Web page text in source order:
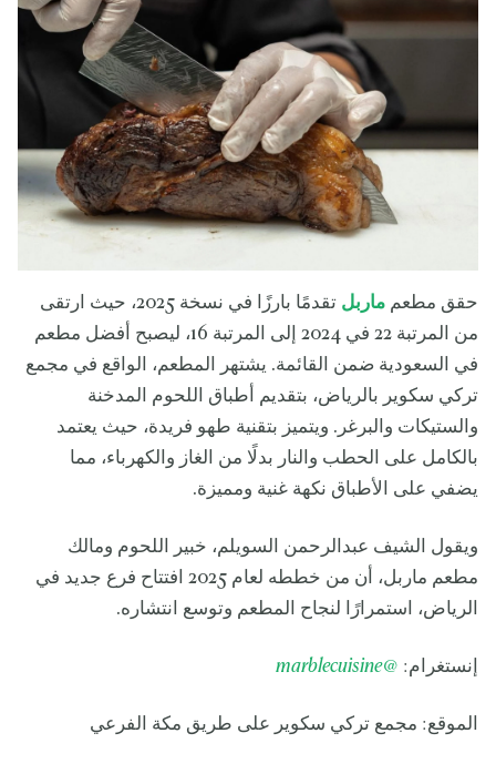
حقق مطعم ماربل
تقدمًا بارزًا في نسخة 2025، حيث ارتقى
من المرتبة 22 في 2024 إلى المرتبة 16، ليصبح أفضل مطعم
في السعودية ضمن القائمة. يشتهر المطعم، الواقع في مجمع
تركي سكوير بالرياض، بتقديم أطباق اللحوم المدخنة
والستيكات والبرغر. ويتميز بتقنية طهو فريدة، حيث يعتمد
بالكامل على الحطب والنار بدلًا من الغاز والكهرباء، مما
يضفي على الأطباق نكهة غنية ومميزة.
ويقول الشيف عبدالرحمن السويلم، خبير اللحوم ومالك
مطعم ماربل، أن من خططه لعام 2025 افتتاح فرع جديد في
الرياض، استمرارًا لنجاح المطعم وتوسع انتشاره.
إنستغرام: @marblecuisine
الموقع: مجمع تركي سكوير على طريق مكة الفرعي